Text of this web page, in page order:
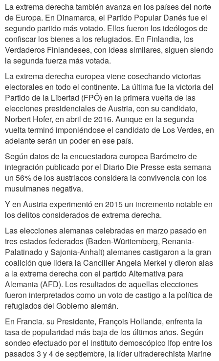
La extrema derecha también avanza en los países del norte
de Europa. En Dinamarca, el Partido Popular Danés fue el
segundo partido más votado. Ellos fueron los ideólogos de
confiscar los bienes a los refugiados. En Finlandia, los
Verdaderos Finlandeses, con ideas similares, siguen siendo
la segunda fuerza más votada.
La extrema derecha europea viene cosechando victorias
electorales en todo el continente. La última fue la victoria del
Partido de la Libertad (FPÖ) en la primera vuelta de las
elecciones presidenciales de Austria, con su candidato,
Norbert Hofer, en abril de 2016. Aunque en la segunda
vuelta terminó imponiéndose el candidato de Los Verdes, en
adelante serán un poder en ese país.
Según datos de la encuestadora europea Barómetro de
integración publicado por el Diario Die Presse esta semana
un 56% de los austriacos considera la convivencia con los
musulmanes negativa.
Y en Austria experimentó en 2015 un incremento notable en
los delitos considerados de extrema derecha.
Las elecciones alemanas celebradas en marzo pasado en
tres estados federados (Baden-Württemberg, Renania-
Palatinado y Sajonia-Anhalt) alemanes castigaron a la gran
coalición que lidera la Canciller Angela Merkel y dieron alas
a la extrema derecha con el partido Alternativa para
Alemania (AFD). Los resultados de aquellas elecciones
fueron interpretados como un voto de castigo a la política de
refugiados del Gobierno alemán.
En Francia. su Presidente, François Hollande, enfrenta la
tasa de popularidad más baja de los últimos años. Según
sondeo efectuado por el instituto demoscópico Ifop entre los
pasados 3 y 4 de septiembre, la líder ultraderechista Marine